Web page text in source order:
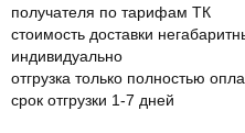
получателя по тарифам ТК
стоимость доставки
индивидуально
отгрузка только полностью
срок отгрузки 1-7 дней